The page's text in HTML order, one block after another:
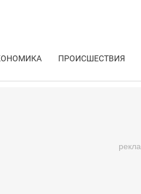
ПРОИСШЕСТВИЯ